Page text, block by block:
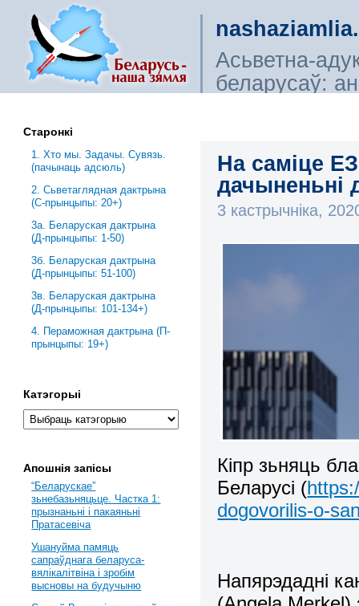
Асьветна-
беларусаў:
На саміце
дачыненьні
3 кастрычніка,
Кіпр зьняць
Беларусі (
dogovorilis-o-
Напярэдадні
Старонкі
1. Хто мы. Задачы. Сувязь.
(пачынаць адсюль)
2. Сьветаглядная дактрына
(С-прынцыпы: 20+)
3a. Беларуская дактрына
(Д-прынцыпы: 1-50)
3б. Беларуская дактрына
(Д-прынцыпы: 51-100)
3в. Беларуская дактрына
(Д-прынцыпы: 101-134+)
4. Пераможная дактрына (П-
прынцыпы: 19+)
Катэгорыі
Апошнія запісы
“Беларускае”
зьнебазьняцьце. Частка 1:
прызнаньні і пакаяньні
Пратасевіча
Ушануйма памяць
сапраўднага беларуса-
вялікалітвіна і зробім
высновы на будучыню